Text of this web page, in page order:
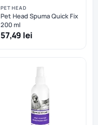
PET HEAD
Pet Head Spuma Quick Fix
200 ml
57,49 lei